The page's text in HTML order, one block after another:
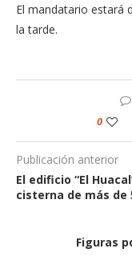
El mandatario estará
la tarde.
0
Publicación anterior
El edificio “El
cisterna de más de
Figuras